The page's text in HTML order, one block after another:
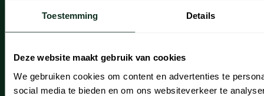
Toestemming Details
Deze website maakt gebruik van cookies
We gebruiken cookies om content en advertenties te
social media te bieden en om ons websiteverkeer te
Retourneren
Klachtenafhandeling